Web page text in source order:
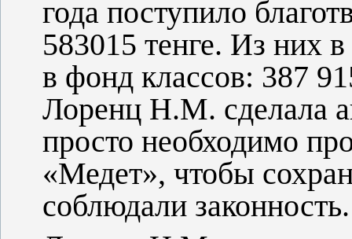
года поступило
583015 тенге. Из них
в фонд классов: 387
Лоренц Н.М. сделала
просто необходимо
«Медет», чтобы
соблюдали законность.